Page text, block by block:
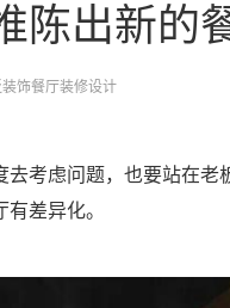
陈出新的
饰餐厅装修设计
考虑问题，也要站在
差异化。